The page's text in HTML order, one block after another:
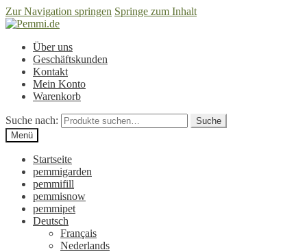
Zur Navigation springen Springe zum Inhalt
Über uns
Geschäftskunden
Kontakt
Mein Konto
Warenkorb
Suche nach:
Suche
Menü
Startseite
pemmigarden
pemmifill
pemmisnow
pemmipet
Deutsch
Français
Nederlands